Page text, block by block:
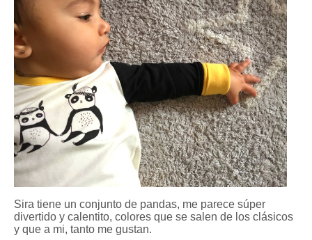
Sira tiene un conjunto de pandas, me parece súper
divertido y calentito, colores que se salen de los clásicos
y que a mi, tanto me gustan.